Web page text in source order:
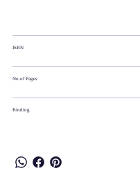
ISBN
No.of Pages
Binding